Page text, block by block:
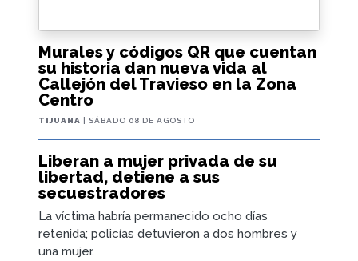
Murales y códigos QR que cuentan
su historia dan nueva vida al
Callejón del Travieso en la Zona
Centro
TIJUANA | SÁBADO 08 DE AGOSTO
Liberan a mujer privada de su
libertad, detiene a sus
secuestradores
La víctima habría permanecido ocho días
retenida; policías detuvieron a dos hombres y
una mujer.